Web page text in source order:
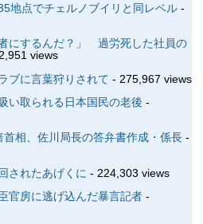
地点でチェルノブイリと同レベル-
にするんだ？」 過労死した社員の
views
ブに言葉狩りされて - 275,967 views
い取られる日本国民の老後 -
相、佐川局長の答弁書作成・係長-
されたあげくに - 224,303 views
房に逃げ込んだ暴言記者-